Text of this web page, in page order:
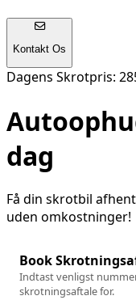
Kontakt Os
Dagens Skrotpris:
dag
Få din skrotbil
uden omkostninger!
Book
Indtast venligst
skrotningsaftale for.